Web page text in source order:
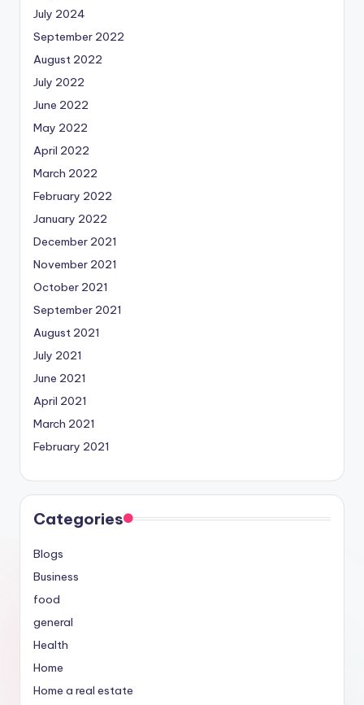
July 2024
September 2022
August 2022
July 2022
June 2022
May 2022
April 2022
March 2022
February 2022
January 2022
December 2021
November 2021
October 2021
September 2021
August 2021
July 2021
June 2021
April 2021
March 2021
February 2021
Categories
Blogs
Business
food
general
Health
Home
Home a real estate